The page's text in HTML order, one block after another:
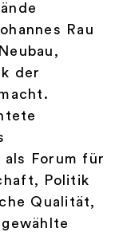
Rau
der
als Forum für
Politik
Qualität,